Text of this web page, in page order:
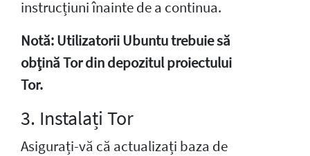
instrucțiuni înainte de a continua.
Notă: Utilizatorii Ubuntu trebuie să
obțină Tor din depozitul proiectului
Tor.
3. Instalați Tor
Asigurați-vă că actualizați baza de